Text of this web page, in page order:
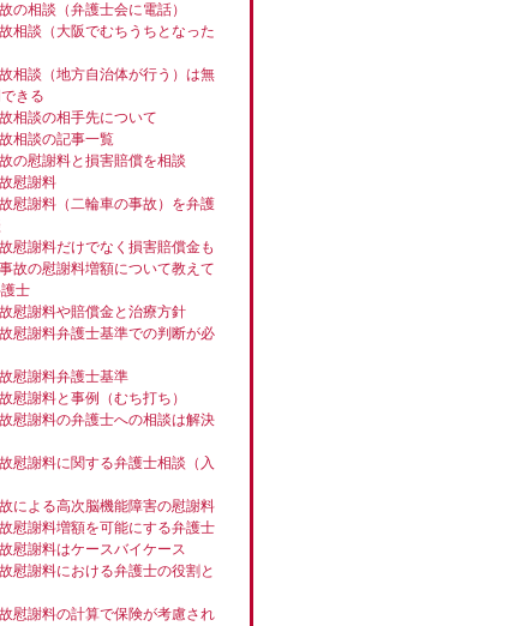
の相談（弁護士会に電話）
相談（大阪でむちうちとなった
相談（地方自治体が行う）は無
きる
相談の相手先について
相談の記事一覧
の慰謝料と損害賠償を相談
慰謝料
慰謝料（二輪車の事故）を弁護
慰謝料だけでなく損害賠償金も
故の慰謝料増額について教えて
士
慰謝料や賠償金と治療方針
慰謝料弁護士基準での判断が必
慰謝料弁護士基準
慰謝料と事例（むち打ち）
慰謝料の弁護士への相談は解決
慰謝料に関する弁護士相談（入
による高次脳機能障害の慰謝料
慰謝料増額を可能にする弁護士
慰謝料はケースバイケース
慰謝料における弁護士の役割と
慰謝料の計算で保険が考慮され